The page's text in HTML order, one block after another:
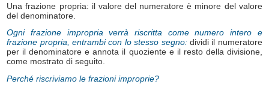
Una frazione propria: il valore del numeratore è minore del valore
del denominatore.
Ogni frazione impropria verrà riscritta come numero intero e
frazione propria, entrambi con lo stesso segno:dividi il numeratore
per il denominatore e annota il quoziente e il resto della divisione,
come mostrato di seguito.
Perché riscriviamo le frazioni improprie?